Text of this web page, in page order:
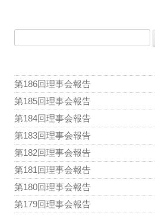
ー
シ
ョ
ン
第186回理事会報告
第185回理事会報告
第184回理事会報告
第183回理事会報告
第182回理事会報告
第181回理事会報告
第180回理事会報告
第179回理事会報告